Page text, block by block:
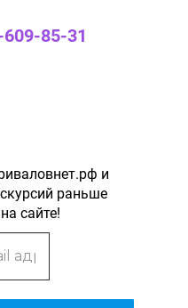
85-31
и
раньше
сайте!